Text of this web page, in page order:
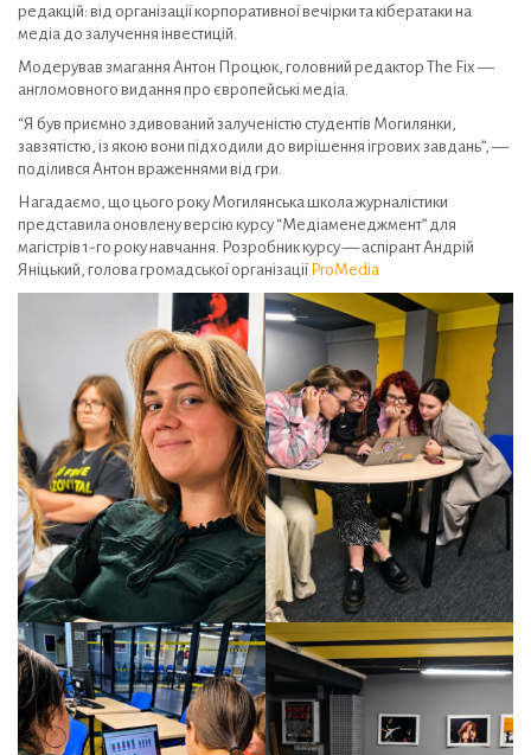
редакцій: від організації корпоративної вечірки та кібератаки на
медіа до залучення інвестицій.
Модерував змагання Антон Процюк, головний редактор The Fix —
англомовного видання про європейські медіа.
“Я був приємно здивований залученістю студентів Могилянки,
завзятістю, із якою вони підходили до вирішення ігрових завдань”, —
поділився Антон враженнями від гри.
Нагадаємо, що цього року Могилянська школа журналістики
представила оновлену версію курсу “Медіаменеджмент” для
магістрів 1-го року навчання. Розробник курсу — аспірант Андрій
Яніцький, голова громадської організації ProMedia